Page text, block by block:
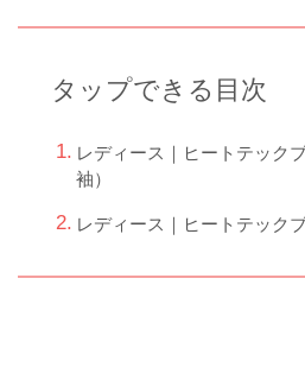
タップできる目次
レディース｜ヒートテック
袖）
レディース｜ヒートテック